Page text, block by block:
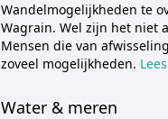
Wandelmogelijkheden te
Wagrain. Wel zijn het niet
Mensen die van
zoveel mogelijkheden.
Water & meren